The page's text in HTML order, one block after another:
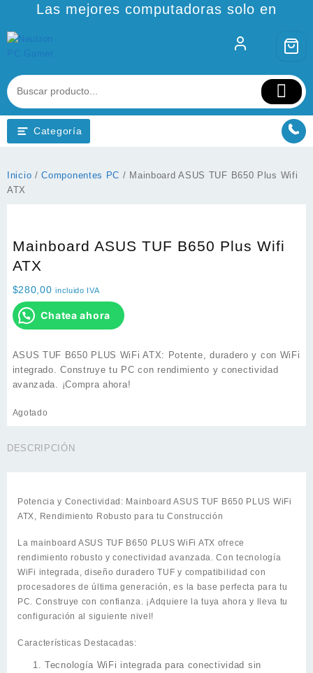
contenido
Las mejores computadoras solo en
Categoría
Inicio /Componentes PC / Mainboard ASUS TUF B650 Plus Wifi
ATX
Mainboard ASUS TUF B650 Plus Wifi
ATX
$280,00 incluido IVA
Chatea ahora
ASUS TUF B650 PLUS WiFi ATX: Potente, duradero y con WiFi
integrado. Construye tu PC con rendimiento y conectividad
avanzada. ¡Compra ahora!
Agotado
DESCRIPCIÓN
Potencia y Conectividad: Mainboard ASUS TUF B650 PLUS WiFi
ATX, Rendimiento Robusto para tu Construcción
La mainboard ASUS TUF B650 PLUS WiFi ATX ofrece
rendimiento robusto y conectividad avanzada. Con tecnología
WiFi integrada, diseño duradero TUF y compatibilidad con
procesadores de última generación, es la base perfecta para tu
PC. Construye con confianza. ¡Adquiere la tuya ahora y lleva tu
configuración al siguiente nivel!
Características Destacadas:
Tecnología WiFi integrada para conectividad sin